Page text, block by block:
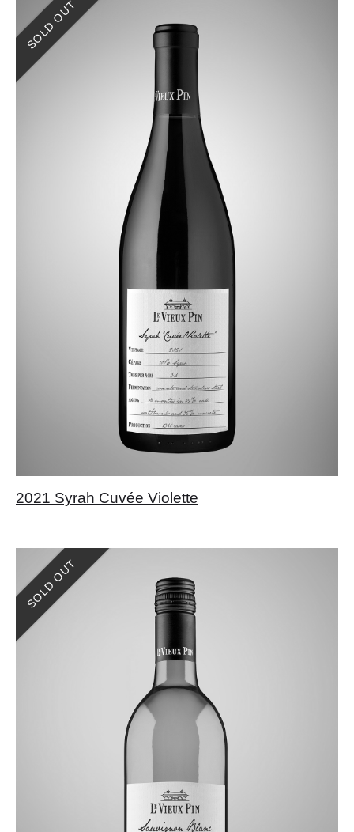
SOLD OUT
2021 Syrah Cuvée Violette
SOLD OUT